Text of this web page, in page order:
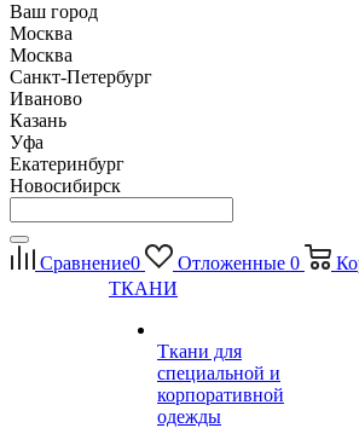
Ваш город
Москва
Москва
Санкт-Петербург
Иваново
Казань
Уфа
Екатеринбург
Новосибирск
Сравнение0 Отложенные 0
ТКАНИ
Ткани для
специальной и
корпоративной
одежды